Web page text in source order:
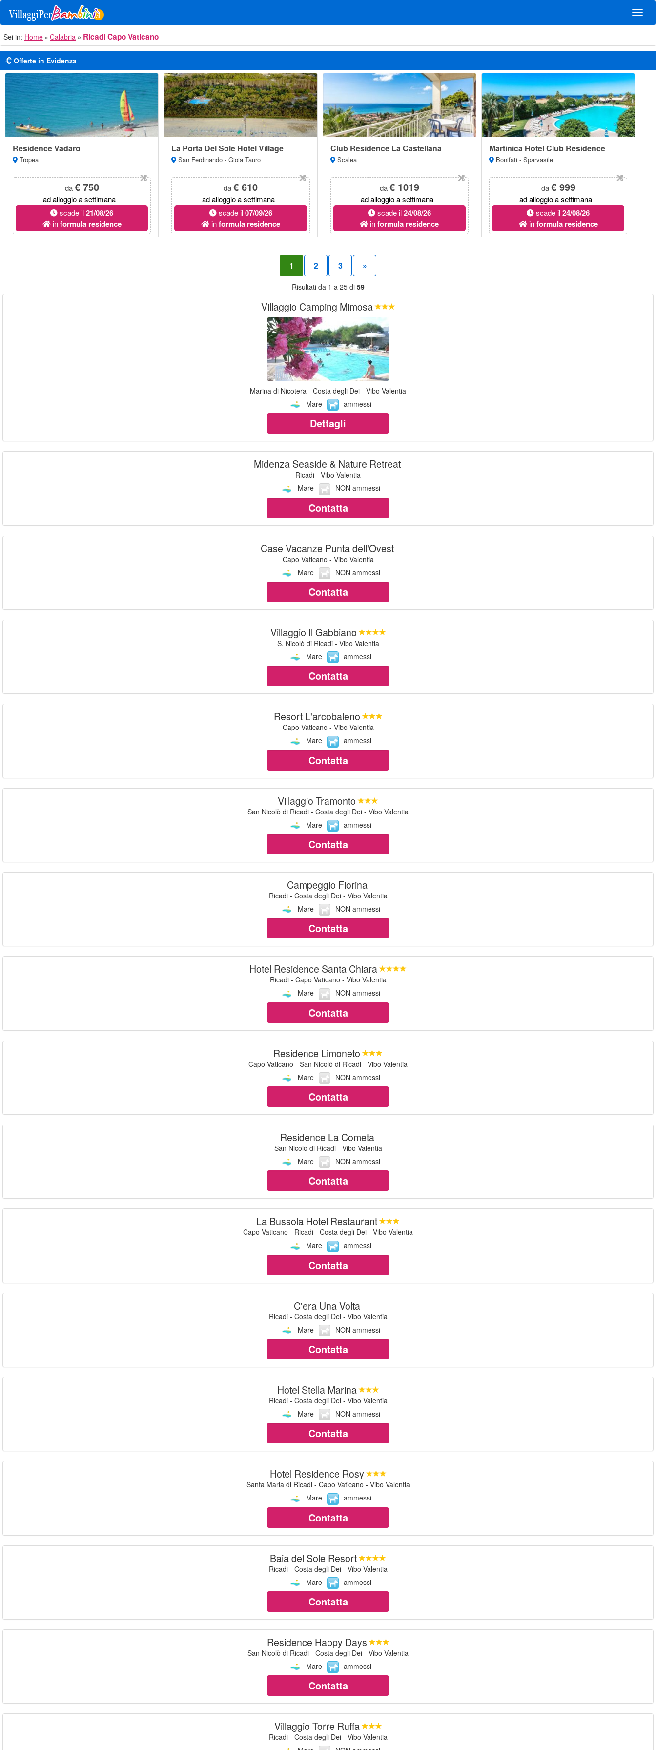
Sei in: Home Calabria Ricadi Capo Vaticano
Offerte in Evidenza
Residence Vadaro
Tropea
da€ 750
ad alloggio a settimana
scade il21/08/26
informula residence
La Porta Del Sole Hotel Village
San Ferdinando - Gioia Tauro
da€ 610
ad alloggio a settimana
scade il07/09/26
informula residence
Club Residence La Castellana
Scalea
da€ 1019
ad alloggio a settimana
scade il24/08/26
informula residence
Martinica Hotel Club Residence
Bonifati - Sparvasile
da€ 999
ad alloggio a settimana
scade il24/08/26
informula residence
1 2 3 »
Risultati da 1 a 25 di 59
Villaggio Camping Mimosa
Marina di Nicotera - Costa degli Dei - Vibo Valentia
Mare
ammessi
Dettagli
Midenza Seaside & Nature Retreat
Ricadi - Vibo Valentia
Mare
NON ammessi
Contatta
Case Vacanze Punta dell'Ovest
Capo Vaticano - Vibo Valentia
Mare
NON ammessi
Contatta
Villaggio Il Gabbiano
S. Nicolò di Ricadi - Vibo Valentia
Mare
ammessi
Contatta
Resort L'arcobaleno
Capo Vaticano - Vibo Valentia
Mare
ammessi
Contatta
Villaggio Tramonto
San Nicolò di Ricadi - Costa degli Dei - Vibo Valentia
Mare
ammessi
Contatta
Campeggio Fiorina
Ricadi - Costa degli Dei - Vibo Valentia
Mare
NON ammessi
Contatta
Hotel Residence Santa Chiara
Ricadi - Capo Vaticano - Vibo Valentia
Mare
NON ammessi
Contatta
Residence Limoneto
Capo Vaticano - San Nicoló di Ricadi - Vibo Valentia
Mare
NON ammessi
Contatta
Residence La Cometa
San Nicolò di Ricadi - Vibo Valentia
Mare
NON ammessi
Contatta
La Bussola Hotel Restaurant
Capo Vaticano - Ricadi - Costa degli Dei - Vibo Valentia
Mare
ammessi
Contatta
C'era Una Volta
Ricadi - Costa degli Dei - Vibo Valentia
Mare
NON ammessi
Contatta
Hotel Stella Marina
Ricadi - Costa degli Dei - Vibo Valentia
Mare
NON ammessi
Contatta
Hotel Residence Rosy
Santa Maria di Ricadi - Capo Vaticano - Vibo Valentia
Mare
ammessi
Contatta
Baia del Sole Resort
Ricadi - Costa degli Dei - Vibo Valentia
Mare
ammessi
Contatta
Residence Happy Days
San Nicolò di Ricadi - Costa degli Dei - Vibo Valentia
Mare
ammessi
Contatta
Villaggio Torre Ruffa
Ricadi - Costa degli Dei - Vibo Valentia